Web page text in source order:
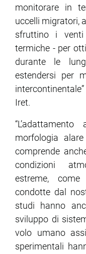
monitorare in
uccelli migratori,
sfruttino i
termiche - per
durante le
estendersi per
Iret.
morfologia
comprende
condizioni
estreme,
condotte dal
studi hanno
sviluppo di
volo umano
sperimentali